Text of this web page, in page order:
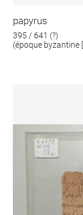
papyrus
395 / 641 (?)
(époque byzantine